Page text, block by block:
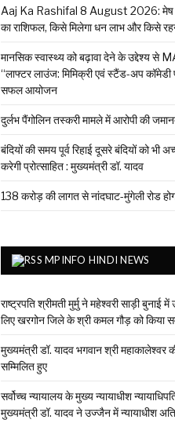
Aaj Ka Rashifal 8 August 2026: मेष
का राशिफल, किसे मिलेगा धन लाभ और किसे
मानसिक स्वास्थ्य को बढ़ावा देने के उद्देश्य से
“लाफ्टर लाउंज: मिमिक्री एवं स्टैंड-अप कॉमेडी
सफल आयोजन
दुर्लभ पैंगोलिन तस्करी मामले में आरोपी की
बंदियों की समय पूर्व रिहाई दूसरे बंदियों को
करेगी प्रोत्साहित : मुख्यमंत्री डॉ. यादव
138 करोड़ की लागत से नांदघाट-मुंगेली रोड
MPINFO HINDI NEWS
राष्ट्रपति श्रीमती मुर्मु ने महेश्वरी साड़ी बुनाई
लिए खरगोन जिले के श्री कमल गौड़ को किया
मुख्यमंत्री डॉ. यादव भगवान श्री
सम्मिलित हुए
सर्वोच्च न्यायालय के मुख्‍य न्‍यायाधीश
मुख्यमंत्री डॉ. यादव ने उज्जैन में न्यायाधीश